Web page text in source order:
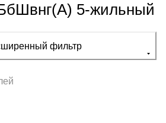
5-жильный
фильтр